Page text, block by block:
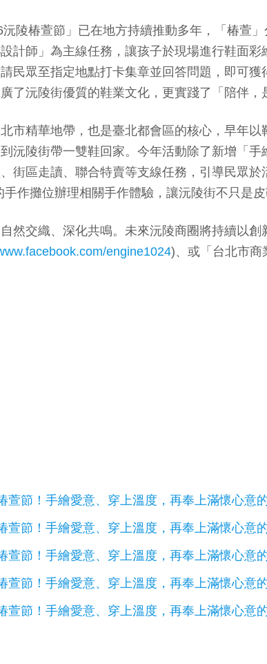
陵椿萱節」已在地方持續推動多年，「椿萱
計師」為主線任務，讓孩子於現場進行鞋面
民眾至指定地點打卡集章並回答問題，即可
沅陵街優質的鞋業文化，更實踐了「陪伴，
市精華地帶，也是臺北都會區的核心，早年
沅陵街帶一雙鞋回家。今年活動除了新增「
街區走讀、聯合特賣等支線任務，引導民眾
作攤位辦理相關手作體驗，讓沅陵街不只是
然交織、深化共鳴。未來沅陵商圈將持續以
engine1024)、或「台北市商